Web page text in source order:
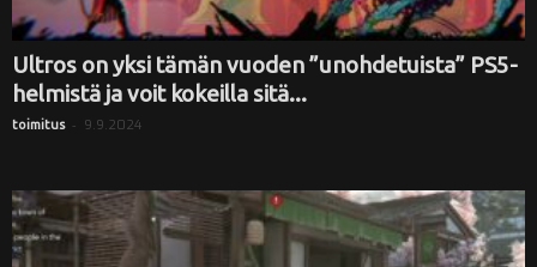
Ultros on yksi tämän vuoden ”unohdetuista” PS5-
helmistä ja voit kokeilla sitä...
toimitus - 9.9.2024